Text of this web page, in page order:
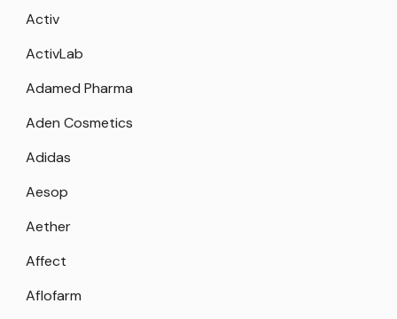
Activ
ActivLab
Adamed Pharma
Aden Cosmetics
Adidas
Aesop
Aether
Affect
Aflofarm